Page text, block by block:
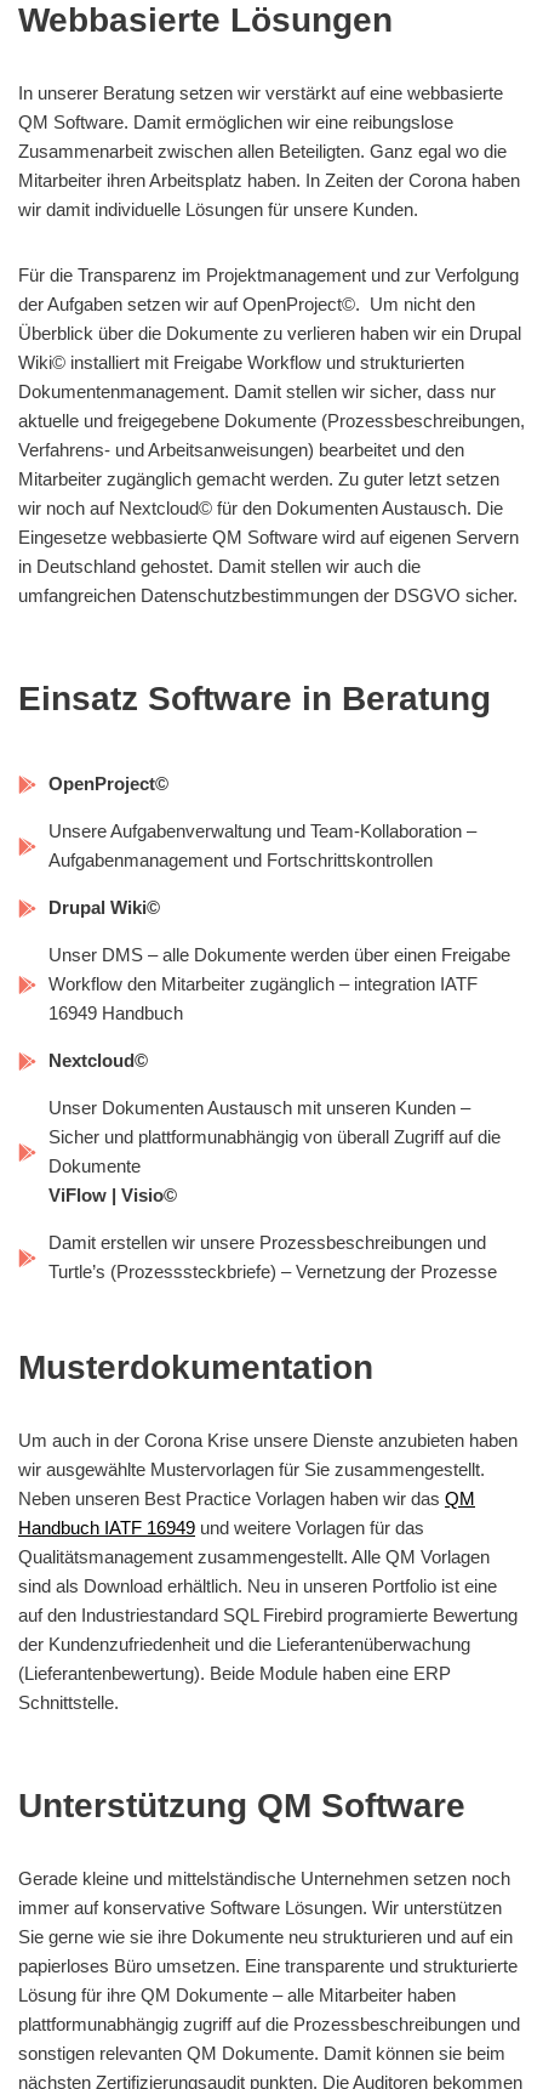
Webbasierte Lösungen
In unserer Beratung setzen wir verstärkt auf eine webbasierte
QM Software. Damit ermöglichen wir eine reibungslose
Zusammenarbeit zwischen allen Beteiligten. Ganz egal wo die
Mitarbeiter ihren Arbeitsplatz haben. In Zeiten der Corona haben
wir damit individuelle Lösungen für unsere Kunden.
Für die Transparenz im Projektmanagement und zur Verfolgung
der Aufgaben setzen wir auf OpenProject©. Um nicht den
Überblick über die Dokumente zu verlieren haben wir ein Drupal
Wiki© installiert mit Freigabe Workflow und strukturierten
Dokumentenmanagement. Damit stellen wir sicher, dass nur
aktuelle und freigegebene Dokumente (Prozessbeschreibungen,
Verfahrens- und Arbeitsanweisungen) bearbeitet und den
Mitarbeiter zugänglich gemacht werden. Zu guter letzt setzen
wir noch auf Nextcloud© für den Dokumenten Austausch. Die
Eingesetze webbasierte QM Software wird auf eigenen Servern
in Deutschland gehostet. Damit stellen wir auch die
umfangreichen Datenschutzbestimmungen der DSGVO sicher.
Einsatz Software in Beratung
OpenProject©
Unsere Aufgabenverwaltung und Team-Kollaboration –
Aufgabenmanagement und Fortschrittskontrollen
Drupal Wiki©
Unser DMS – alle Dokumente werden über einen Freigabe
Workflow den Mitarbeiter zugänglich – integration IATF
16949 Handbuch
Nextcloud©
Unser Dokumenten Austausch mit unseren Kunden –
Sicher und plattformunabhängig von überall Zugriff auf die
Dokumente
ViFlow | Visio©
Damit erstellen wir unsere Prozessbeschreibungen und
Turtle’s (Prozesssteckbriefe) – Vernetzung der Prozesse
Musterdokumentation​
Um auch in der Corona Krise unsere Dienste anzubieten haben
wir ausgewählte Mustervorlagen für Sie zusammengestellt.
Neben unseren Best Practice Vorlagen haben wir das QM
Handbuch IATF 16949 und weitere Vorlagen für das
Qualitätsmanagement zusammengestellt. Alle QM Vorlagen
sind als Download erhältlich. Neu in unseren Portfolio ist eine
auf den Industriestandard SQL Firebird programierte Bewertung
der Kundenzufriedenheit und die Lieferantenüberwachung
(Lieferantenbewertung). Beide Module haben eine ERP
Schnittstelle.
Unterstützung QM Software​
Gerade kleine und mittelständische Unternehmen setzen noch
immer auf konservative Software Lösungen. Wir unterstützen
Sie gerne wie sie ihre Dokumente neu strukturieren und auf ein
papierloses Büro umsetzen. Eine transparente und strukturierte
Lösung für ihre QM Dokumente – alle Mitarbeiter haben
plattformunabhängig zugriff auf die Prozessbeschreibungen und
sonstigen relevanten QM Dokumente. Damit können sie beim
nächsten Zertifizierungsaudit punkten. Die Auditoren bekommen